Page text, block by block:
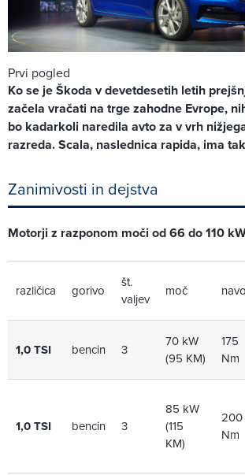
Prvi pogled
Ko se je Škoda v devetdesetih letih
začela vračati na trge zahodne Evrope,
bo kadarkoli naredila avto za v vrh
razreda. Scala, naslednica rapida, ima
Zanimivosti in dejstva
Motorji z razponom moči od 66 do 110
različica gorivo
št.
valjev
moč
1,0 TSI bencin 3
70 kW
(95 KM)
175
Nm
1,0 TSI bencin 3
85 kW
(115
KM)
200
Nm